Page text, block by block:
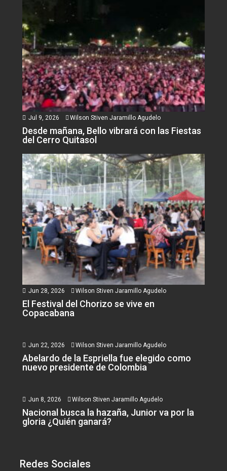
Jul 9, 2026 Wilson Stiven Jaramillo Agudelo
Desde mañana, Bello vibrará con las Fiestas
del Cerro Quitasol
Jun 28, 2026 Wilson Stiven Jaramillo Agudelo
El Festival del Chorizo se vive en
Copacabana
Jun 22, 2026 Wilson Stiven Jaramillo Agudelo
Abelardo de la Espriella fue elegido como
nuevo presidente de Colombia
Jun 8, 2026 Wilson Stiven Jaramillo Agudelo
Nacional busca la hazaña, Junior va por la
gloria ¿Quién ganará?
Redes Sociales